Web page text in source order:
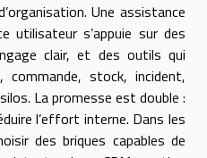
Une assistance
utilisateur s’appuie sur des
clair, et des outils qui
stock, incident,
La promesse est double :
l’effort interne. Dans les
des briques capables de